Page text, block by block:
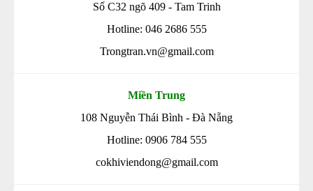
Số C32 ngõ 409 - Tam Trinh
Hotline: 046 2686 555
Trongtran.vn@gmail.com
Miền Trung
108 Nguyễn Thái Bình - Đà Nẵng
Hotline: 0906 784 555
cokhiviendong@gmail.com